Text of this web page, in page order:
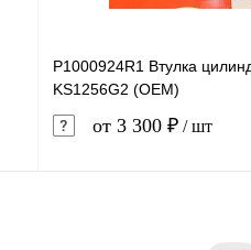
P1000924R1 Втулка
KS1256G2 (OEM)
от 3 300 ₽ / шт